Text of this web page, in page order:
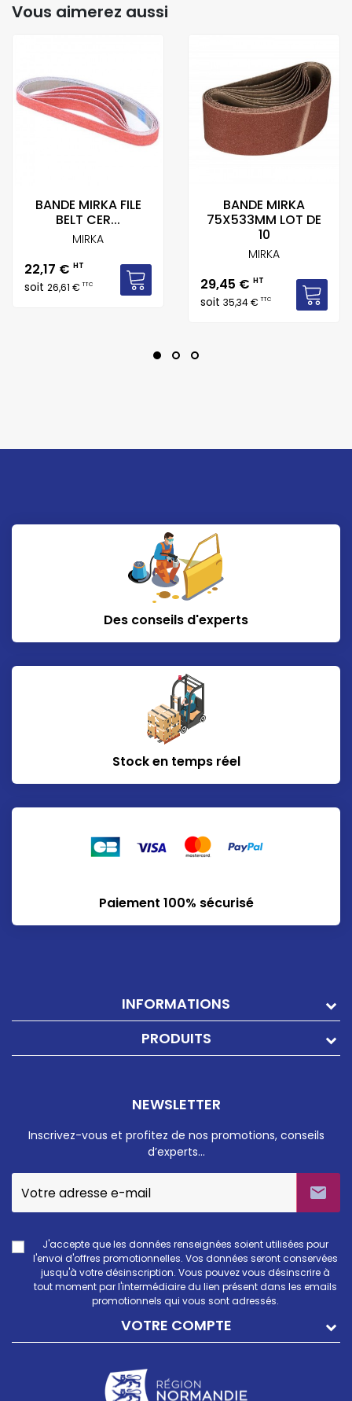
Vous aimerez aussi
BANDE MIRKA FILE
BELT CER...
MIRKA
Prix
22,17 € HT
soit 26,61 €TTC
BANDE MIRKA
75X533MM LOT DE
10
MIRKA
Prix
29,45 € HT
soit 35,34 €TTC
Des conseils d'experts
Stock en temps réel
Paiement 100% sécurisé
INFORMATIONS
PRODUITS
NEWSLETTER
Inscrivez-vous et profitez de nos promotions, conseils
d’experts…

J'accepte que les données renseignées soient utilisées pour
l'envoi d'offres promotionnelles. Vos données seront conservées
jusqu'à votre désinscription. Vous pouvez vous désinscrire à
tout moment par l'intermédiaire du lien présent dans les emails
promotionnels qui vous sont adressés.
VOTRE COMPTE